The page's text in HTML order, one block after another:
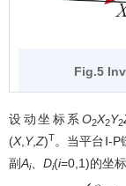
Fig.5
设动坐标系O2X2Y2
(X,Y,Z)T。当平台Ⅰ-
副Ai、 Di(i=0,1)的坐